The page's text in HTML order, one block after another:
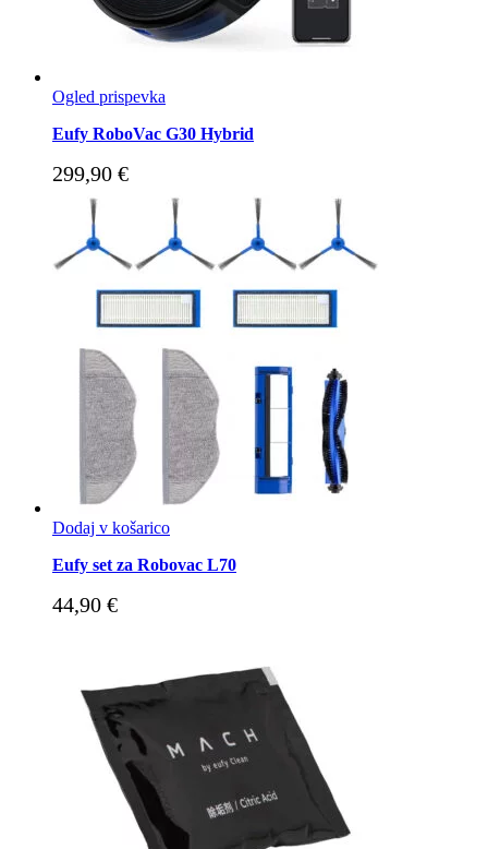
Ogled prispevka
Eufy RoboVac G30 Hybrid
299,90 €
Dodaj v košarico
Eufy set za Robovac L70
44,90 €